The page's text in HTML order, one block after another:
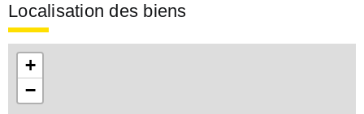
Localisation des biens
+
−